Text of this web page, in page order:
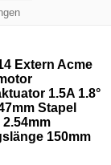
Extern Acme
1.5A 1.8°
Stapel
2.54mm
150mm